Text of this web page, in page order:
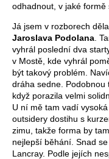
odhadnout, v jaké formě
Já jsem v rozborech
Jaroslava Podolana .
vyhrál poslední dva
v Mostě, kde vyhrál
být takový problém.
dráha sedne. Podobnou
když porazila velmi
U ní mě tam vadí
outsidery dostihu s
zimu, takže forma by
nejlepší běhání. Snad
Lancray. Podle jejích